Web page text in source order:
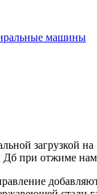
машины
загрузкой
при отжиме